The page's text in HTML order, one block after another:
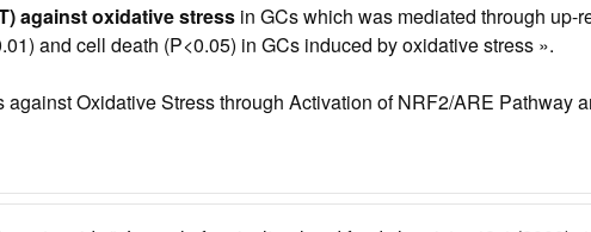
against oxidative stress in GCs which was mediated through up-
and cell death (P<0.05) in GCs induced by oxidative stress ».
Oxidative Stress through Activation of NRF2/ARE Pathway